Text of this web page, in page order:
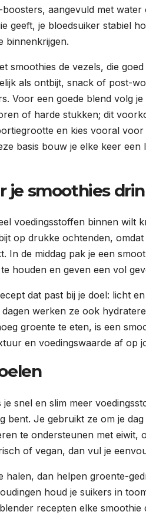
aangevuld met
geeft, je bloedsuiker stabiel
binnenkrijgen.
smoothies de vezels, die
als ontbijt, snack of post-
Voor een goede blend volg
of harde stukken; dit
en kies vooral
basis bouw je elke keer
je smoothies
voedingsstoffen binnen wilt
op drukke ochtenden,
In de middag pak je een
houden en geven een vol
dat past bij je doel: licht
werken ze ook
groente te eten, is een
en voedingswaarde af op
je snel en slim meer
bent. Je gebruikt ze om je
te ondersteunen met eiwit,
of vegan, dan vul je
halen, dan helpen groente-
houd je suikers in
recepten elke